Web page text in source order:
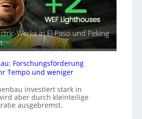
Werke in El Paso und Peking
Forschungsförderung
Tempo und weniger
investiert stark in
aber durch kleinteilige
ausgebremst.